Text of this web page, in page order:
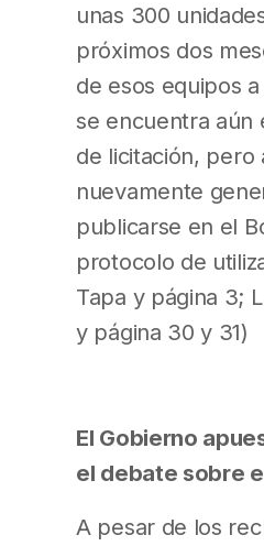
unas 300
próximos dos
de esos equipos
se encuentra aún
de licitación, pero
nuevamente
publicarse en el
protocolo de
Tapa y página 3;
y página 30 y 31)
El Gobierno
el debate sobre
A pesar de los